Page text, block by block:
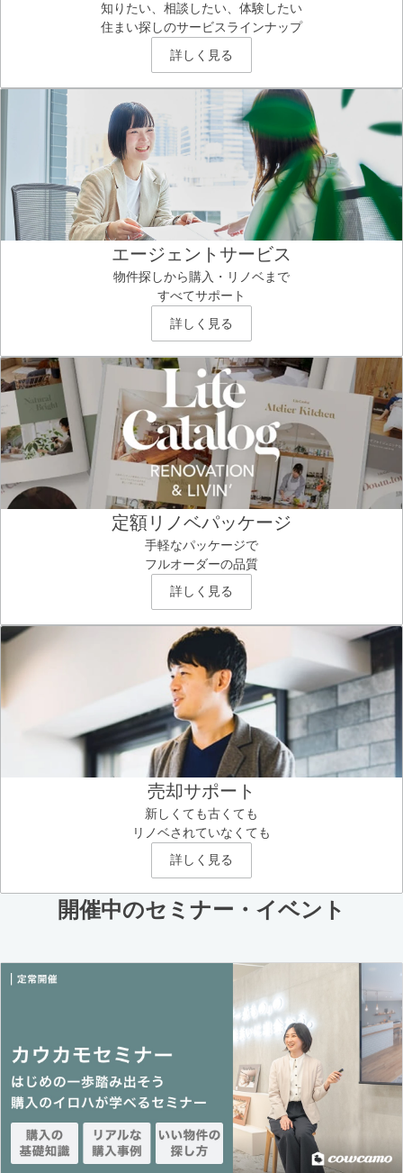
知りたい、相談したい、体験したい
住まい探しのサービスラインナップ
詳しく見る
エージェントサービス
物件探しから購入・リノベまで
すべてサポート
詳しく見る
定額リノベパッケージ
手軽なパッケージで
フルオーダーの品質
詳しく見る
売却サポート
新しくても古くても
リノベされていなくても
詳しく見る
開催中のセミナー・イベント